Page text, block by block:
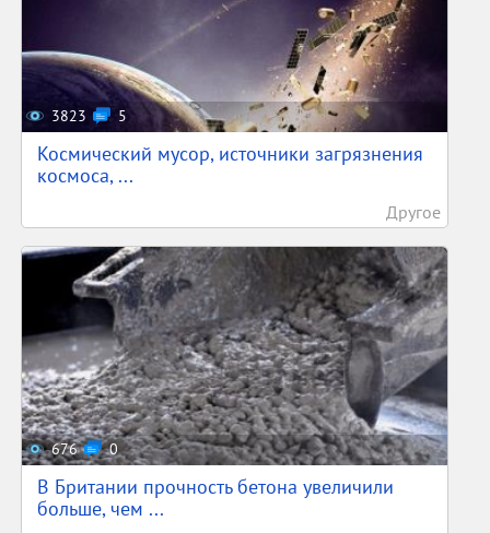
3823 5
Космический мусор, источники загрязнения
космоса, ...
Другое
676 0
В Британии прочность бетона увеличили
больше, чем ...